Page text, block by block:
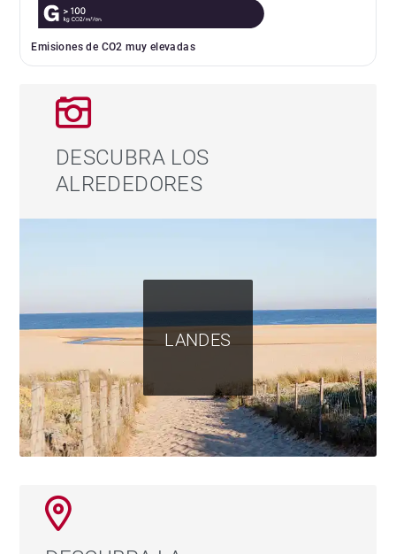
Emisiones de CO2 muy elevadas
DESCUBRA LOS
ALREDEDORES
LANDES